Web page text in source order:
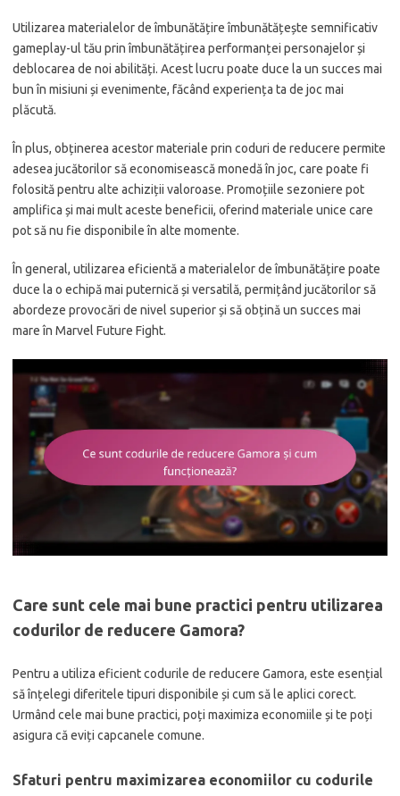
Utilizarea materialelor de îmbunătățire îmbunătățește semnificativ
gameplay-ul tău prin îmbunătățirea performanței personajelor și
deblocarea de noi abilități. Acest lucru poate duce la un succes mai
bun în misiuni și evenimente, făcând experiența ta de joc mai
plăcută.
În plus, obținerea acestor materiale prin coduri de reducere permite
adesea jucătorilor să economisească monedă în joc, care poate fi
folosită pentru alte achiziții valoroase. Promoțiile sezoniere pot
amplifica și mai mult aceste beneficii, oferind materiale unice care
pot să nu fie disponibile în alte momente.
În general, utilizarea eficientă a materialelor de îmbunătățire poate
duce la o echipă mai puternică și versatilă, permițând jucătorilor să
abordeze provocări de nivel superior și să obțină un succes mai
mare în Marvel Future Fight.
Care sunt cele mai bune practici pentru utilizarea
codurilor de reducere Gamora?
Pentru a utiliza eficient codurile de reducere Gamora, este esențial
să înțelegi diferitele tipuri disponibile și cum să le aplici corect.
Urmând cele mai bune practici, poți maximiza economiile și te poți
asigura că eviți capcanele comune.
Sfaturi pentru maximizarea economiilor cu codurile